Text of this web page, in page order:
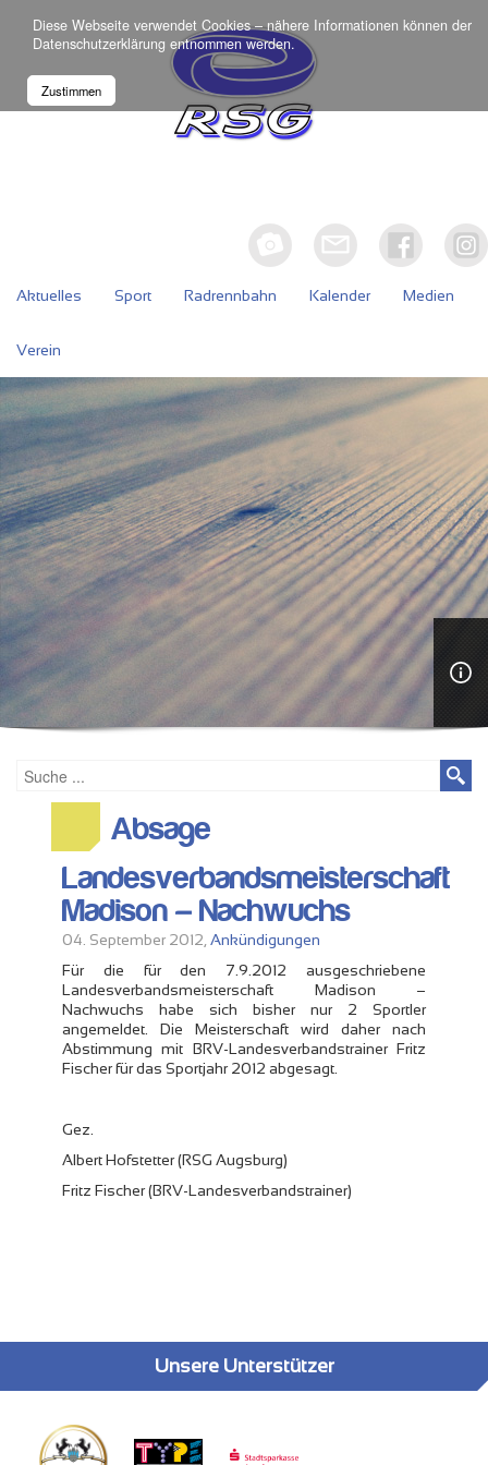
Diese Webseite verwendet Cookies – nähere Informationen können der
Datenschutzerklärung entnommen werden.
Zustimmen
Aktuelles Sport Radrennbahn Kalender Medien
Verein
Absage
Landesverbandsmeisterschaft
Madison – Nachwuchs
04. September 2012, Ankündigungen
Für die für den 7.9.2012 ausgeschriebene
Landesverbandsmeisterschaft Madison –
Nachwuchs habe sich bisher nur 2 Sportler
angemeldet. Die Meisterschaft wird daher nach
Abstimmung mit BRV-Landesverbandstrainer Fritz
Fischer für das Sportjahr 2012 abgesagt.
Gez.
Albert Hofstetter (RSG Augsburg)
Fritz Fischer (BRV-Landesverbandstrainer)
Unsere Unterstützer